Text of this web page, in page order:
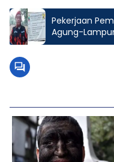
Pekerjaan
Agung-
Rp.546 Juta,